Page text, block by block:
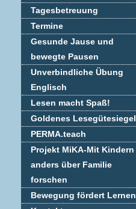
Tagesbetreuung
Termine
Gesunde Jause und
bewegte Pausen
Unverbindliche Übung
Englisch
Lesen macht Spaß!
Goldenes Lesegütesiegel
PERMA.teach
Projekt MiKA-Mit Kindern
anders über Familie
forschen
Bewegung fördert Lernen